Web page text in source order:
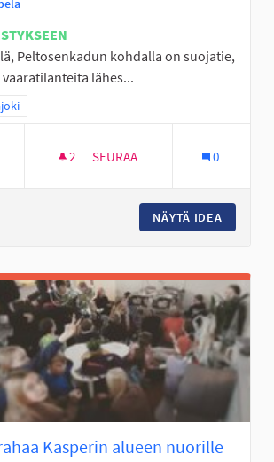
Peltosenkadun kohdalla on suojatie,
lähes...
mukaan: Läntinen Seinäjoki
2 2 SEURAAJAA
SEURAA 0
NÄYTÄ IDEA
Kasperin alueen nuorille